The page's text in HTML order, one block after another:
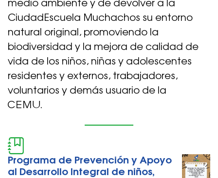
medio ambiente y de devolver a la
CiudadEscuela Muchachos su entorno
natural original, promoviendo la
biodiversidad y la mejora de calidad de
vida de los niños, niñas y adolescentes
residentes y externos, trabajadores,
voluntarios y demás usuario de la
CEMU.
Programa de Prevención y Apoyo
al Desarrollo Integral de niños,